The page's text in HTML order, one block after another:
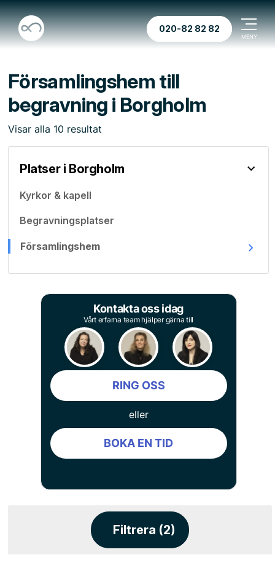
020-82 82 82
Församlingshem till
begravning i Borgholm
Visar alla 10 resultat
Platser i Borgholm
Kyrkor & kapell
Begravningsplatser
Församlingshem
Kontakta oss idag
Vårt erfarna team hjälper gärna till
RING OSS
eller
BOKA EN TID
Filtrera (2)